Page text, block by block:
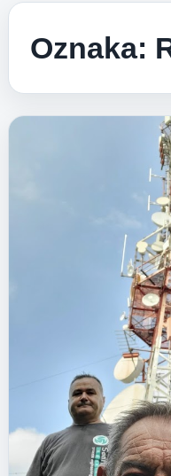
Oznaka: